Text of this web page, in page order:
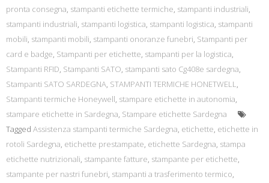
pronta consegna, stampanti etichette termiche, stampanti industriali,
stampanti industriali, stampanti logistica, stampanti logistica, stampanti
mobili, stampanti mobili, stampanti onoranze funebri, Stampanti per
card e badge, Stampanti per etichette, stampanti per la logistica,
Stampanti RFID, Stampanti SATO, stampanti sato Cg408e sardegna,
Stampanti SATO SARDEGNA, STAMPANTI TERMICHE HONETWELL,
Stampanti termiche Honeywell, stampare etichette in autonomia,
stampare etichette in Sardegna, Stampare etichette Sardegna
Tagged Assistenza stampanti termiche Sardegna, etichette, etichette in
rotoli Sardegna, etichette prestampate, etichette Sardegna, stampa
etichette nutrizionali, stampante fatture, stampante per etichette,
stampante per nastri funebri, stampanti a trasferimento termico,